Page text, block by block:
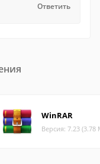
Ответить
WinRAR
Версия: 7.23 (3.78